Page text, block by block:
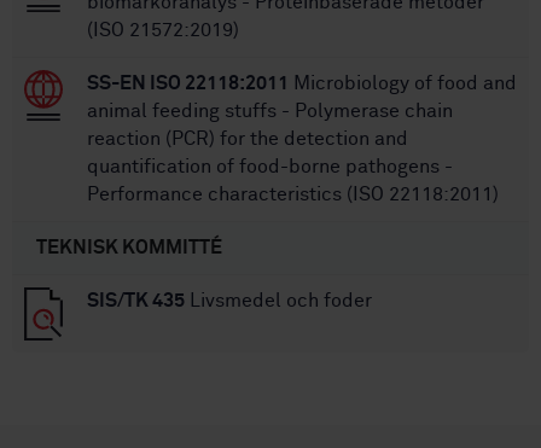
(ISO 21572:2019)
SS-EN ISO 22118:2011
Microbiology of food and
animal feeding stuffs - Polymerase chain
reaction (PCR) for the detection and
quantification of food-borne pathogens -
Performance characteristics (ISO 22118:2011)
TEKNISK KOMMITTÉ
SIS/TK 435 Livsmedel och foder